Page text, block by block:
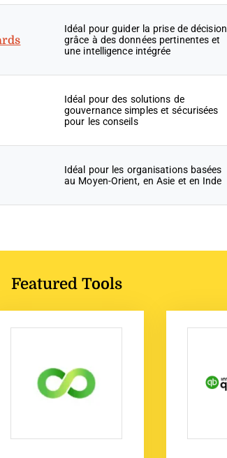
Idéal pour guider la prise de décision
grâce à des données pertinentes et
une intelligence intégrée
Idéal pour des solutions de
gouvernance simples et sécurisées
pour les conseils
Idéal pour les organisations basées
au Moyen-Orient, en Asie et en Inde
Featured Tools